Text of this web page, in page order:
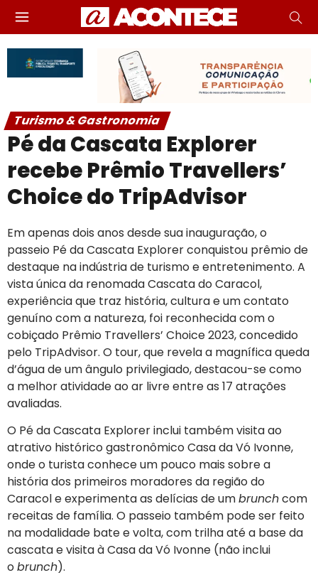
Turismo & Gastronomia
Pé da Cascata Explorer
recebe Prêmio Travellers’
Choice do TripAdvisor
Em apenas dois anos desde sua inauguração, o
passeio Pé da Cascata Explorer conquistou prêmio de
destaque na indústria de turismo e entretenimento. A
vista única da renomada Cascata do Caracol,
experiência que traz história, cultura e um contato
genuíno com a natureza, foi reconhecida com o
cobiçado Prêmio Travellers’ Choice 2023, concedido
pelo TripAdvisor. O tour, que revela a magnífica queda
d’água de um ângulo privilegiado, destacou-se como
a melhor atividade ao ar livre entre as 17 atrações
avaliadas.
O Pé da Cascata Explorer inclui também visita ao
atrativo histórico gastronômico Casa da Vó Ivonne,
onde o turista conhece um pouco mais sobre a
história dos primeiros moradores da região do
Caracol e experimenta as delícias de umbrunchcom
receitas de família. O passeio também pode ser feito
na modalidade bate e volta, com trilha até a base da
cascata e visita à Casa da Vó Ivonne (não inclui
obrunch).